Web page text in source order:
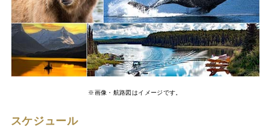
※画像・航路図はイメージです。
スケジュール